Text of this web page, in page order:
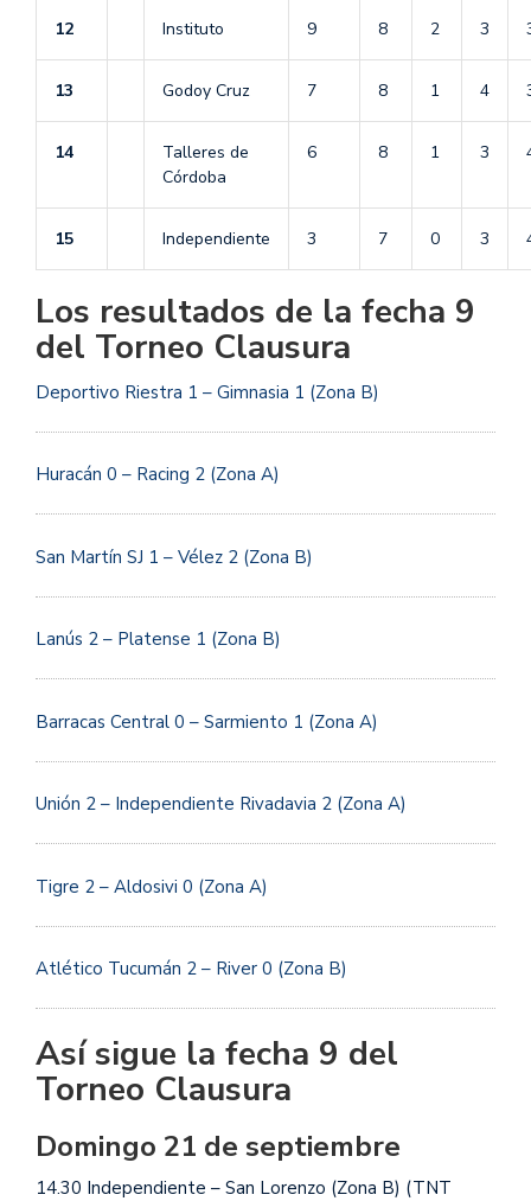
12 Instituto 9 8 2 3
13 Godoy Cruz 7 8 1 4
14
Talleres de
Córdoba
6 8 1 3
15 Independiente 3 7 0 3
Los resultados de la fecha 9
del Torneo Clausura
Deportivo Riestra 1 – Gimnasia 1 (Zona B)
Huracán 0 – Racing 2 (Zona A)
San Martín SJ 1 – Vélez 2 (Zona B)
Lanús 2 – Platense 1 (Zona B)
Barracas Central 0 – Sarmiento 1 (Zona A)
Unión 2 – Independiente Rivadavia 2 (Zona A)
Tigre 2 – Aldosivi 0 (Zona A)
Atlético Tucumán 2 – River 0 (Zona B)
Así sigue la fecha 9 del
Torneo Clausura
Domingo 21 de septiembre
14.30 Independiente – San Lorenzo (Zona B) (TNT